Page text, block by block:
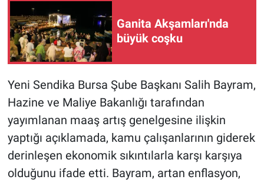
Ganita Akşamları'nda
büyük coşku
Yeni Sendika Bursa Şube Başkanı Salih Bayram,
Hazine ve Maliye Bakanlığı tarafından
yayımlanan maaş artış genelgesine ilişkin
yaptığı açıklamada, kamu çalışanlarının giderek
derinleşen ekonomik sıkıntılarla karşı karşıya
olduğunu ifade etti. Bayram, artan enflasyon,